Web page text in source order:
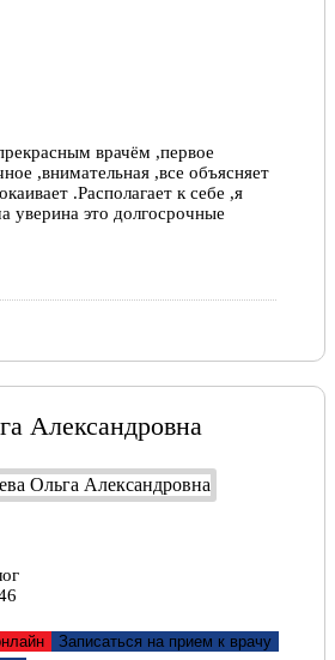
врачём ,первое
,внимательная ,все объясняет
.Располагает к себе ,я
уверина это долгосрочные
Александровна
Записаться на прием к врачу